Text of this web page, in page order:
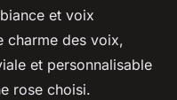
et voix
charme des voix,
et personnalisable
rose choisi.